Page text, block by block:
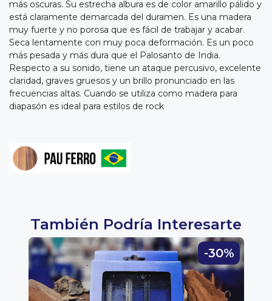
más oscuras. Su estrecha albura es de color amarillo pálido y
está claramente demarcada del duramen. Es una madera
muy fuerte y no porosa que es fácil de trabajar y acabar.
Seca lentamente con muy poca deformación. Es un poco
más pesada y más dura que el Palosanto de India.
Respecto a su sonido, tiene un ataque percusivo, excelente
claridad, graves gruesos y un brillo pronunciado en las
frecuencias altas. Cuando se utiliza como madera para
diapasón es ideal para estilos de rock
También Podría Interesarte
-30%